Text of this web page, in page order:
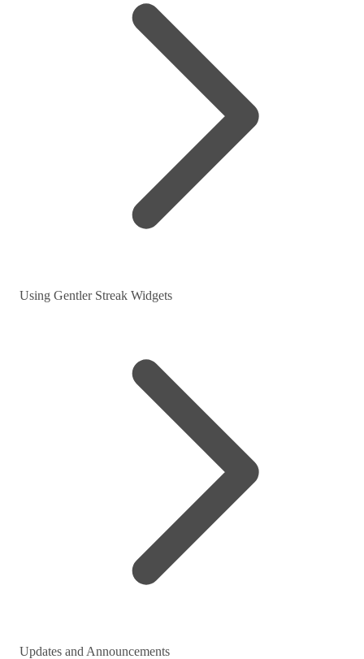
Using Gentler Streak Widgets
Updates and Announcements